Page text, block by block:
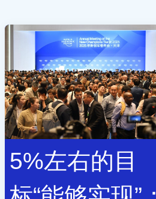
5%左右的目